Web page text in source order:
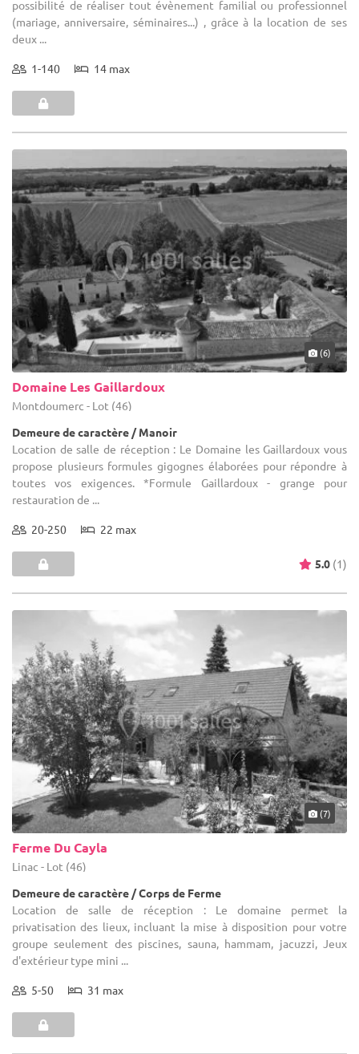
possibilité de réaliser tout évènement familial ou professionnel
(mariage, anniversaire, séminaires...) , grâce à la location de ses
deux ...
1-140 14 max
(6)
Domaine Les Gaillardoux
Montdoumerc - Lot (46)
Demeure de caractère / Manoir
Location de salle de réception : Le Domaine les Gaillardoux vous
propose plusieurs formules gigognes élaborées pour répondre à
toutes vos exigences. *Formule Gaillardoux - grange pour
restauration de ...
20-250 22 max
5.0 (1)
(7)
Ferme Du Cayla
Linac - Lot (46)
Demeure de caractère / Corps de Ferme
Location de salle de réception : Le domaine permet la
privatisation des lieux, incluant la mise à disposition pour votre
groupe seulement des piscines, sauna, hammam, jacuzzi, Jeux
d'extérieur type mini ...
5-50 31 max